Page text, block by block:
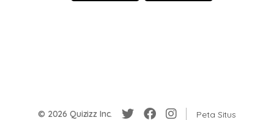
© 2026 Quizizz Inc. Peta Situs